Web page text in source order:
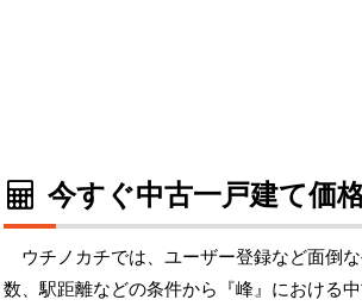
今すぐ中古一戸建て価
ウチノカチでは、ユーザー登録など面倒
数、駅距離などの条件から『峰』における